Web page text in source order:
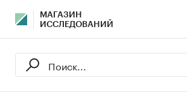
МАГАЗИН
ИССЛЕДОВАНИЙ